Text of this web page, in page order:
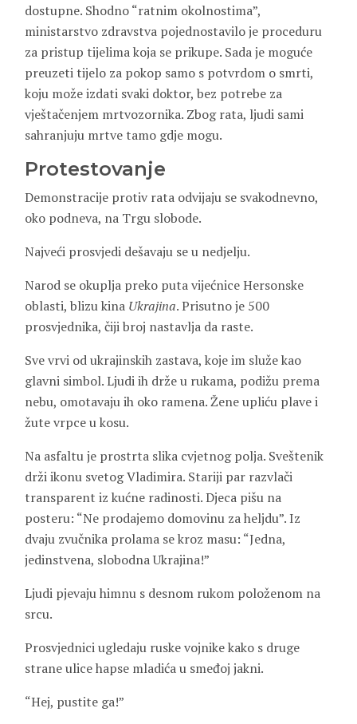
dostupne. Shodno “ratnim okolnostima”,
ministarstvo zdravstva pojednostavilo je proceduru
za pristup tijelima koja se prikupe. Sada je moguće
preuzeti tijelo za pokop samo s potvrdom o smrti,
koju može izdati svaki doktor, bez potrebe za
vještačenjem mrtvozornika. Zbog rata, ljudi sami
sahranjuju mrtve tamo gdje mogu.
Protestovanje
Demonstracije protiv rata odvijaju se svakodnevno,
oko podneva, na Trgu slobode.
Najveći prosvjedi dešavaju se u nedjelju.
Narod se okuplja preko puta vijećnice Hersonske
oblasti, blizu kina Ukrajina. Prisutno je 500
prosvjednika, čiji broj nastavlja da raste.
Sve vrvi od ukrajinskih zastava, koje im služe kao
glavni simbol. Ljudi ih drže u rukama, podižu prema
nebu, omotavaju ih oko ramena. Žene upliću plave i
žute vrpce u kosu.
Na asfaltu je prostrta slika cvjetnog polja. Sveštenik
drži ikonu svetog Vladimira. Stariji par razvlači
transparent iz kućne radinosti. Djeca pišu na
posteru: “Ne prodajemo domovinu za heljdu”. Iz
dvaju zvučnika prolama se kroz masu: “Jedna,
jedinstvena, slobodna Ukrajina!”
Ljudi pjevaju himnu s desnom rukom položenom na
srcu.
Prosvjednici ugledaju ruske vojnike kako s druge
strane ulice hapse mladića u smeđoj jakni.
“Hej, pustite ga!”